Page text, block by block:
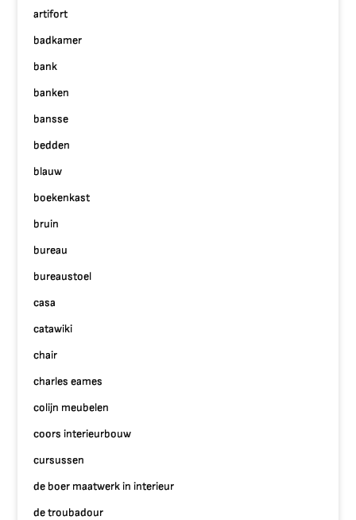
artifort
badkamer
bank
banken
bansse
bedden
blauw
boekenkast
bruin
bureau
bureaustoel
casa
catawiki
chair
charles eames
colijn meubelen
coors interieurbouw
cursussen
de boer maatwerk in interieur
de troubadour